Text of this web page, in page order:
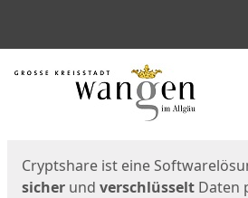
Start
Cryptshare ist eine
sicher und verschlüsselt Daten